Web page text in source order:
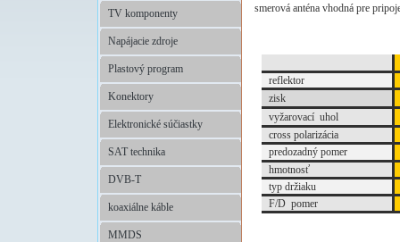
TV komponenty
Napájacie zdroje
Plastový program
Konektory
Elektronické súčiastky
SAT technika
DVB-T
koaxiálne káble
MMDS
smerová anténa vhodná pre
reflektor
zisk
vyžarovací uhol
cross polarizácia
predozadný pomer
hmotnosť
typ držiaku
F/D pomer